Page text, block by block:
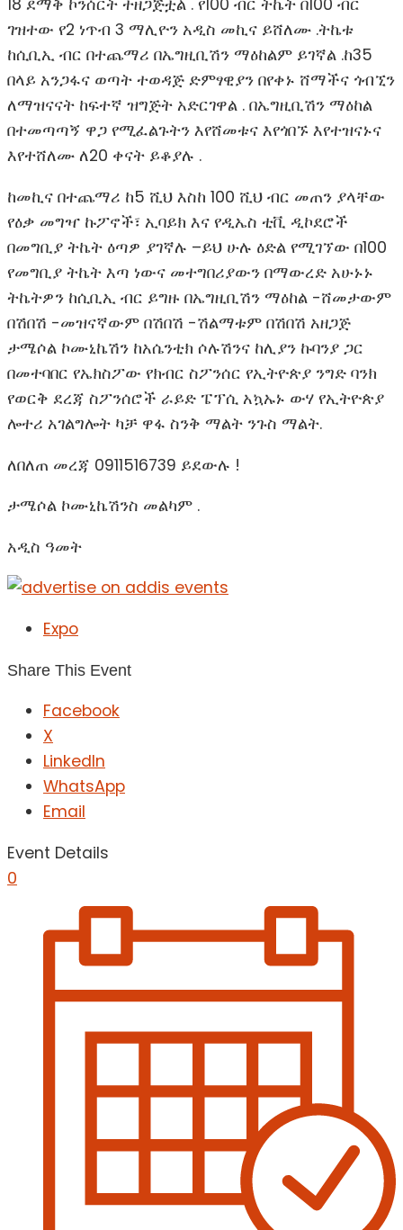
18 ደማቅ ኮንሰርት ተዘጋጅቷል . የ100 ብር ትኬት በ100 ብር
ገዝተው የ2 ነጥብ 3 ማሊዮን አዲስ መኪና ይሸለሙ .ትኬቱ
ከሲቢኢ ብር በተጨማሪ በኤግዚቢሽን ማዕከልም ይገኛል .ከ35
በላይ አንጋፋና ወጣት ተወዳጅ ድምፃዊያን በየቀኑ ሸማችና ጎብኚን
ለማዝናናት ከፍተኛ ዝግጅት አድርገዋል . በኤግዚቢሽን ማዕከል
በተመጣጣኝ ዋጋ የሚፈልጉትን እየሸመቱና እየጎበኙ እየተዝናኑና
እየተሸለሙ ለ20 ቀናት ይቆያሉ .
ከመኪና በተጨማሪ ከ5 ሺህ እስከ 100 ሺህ ብር መጠን ያላቸው
የዕቃ መግዣ ኩፖኖች፣ ኢባይክ እና የዲኤስ ቲቪ ዲኮደሮች
በመግቢያ ትኬት ዕጣዎ ያገኛሉ –ይህ ሁሉ ዕድል የሚገኘው በ100
የመግቢያ ትኬት እጣ ነውና መተግበሪያውን በማውረድ አሁኑኑ
ትኬትዎን ከሲቢኢ ብር ይግዙ በኤግዚቢሽን ማዕከል -ሸመታውም
በሽበሽ -መዝናኛውም በሽበሽ -ሽልማቱም በሽበሽ አዘጋጅ
ታሜሶል ኮሙኒኬሽን ከአሴንቲክ ሶሉሽንና ከሊያን ኩባንያ ጋር
በመተባበር የኤክስፖው የክብር ስፖንሰር የኢትዮጵያ ንግድ ባንክ
የወርቅ ደረጃ ስፖንሰሮች ራይድ ፔፕሲ አኳኡኑ ውሃ የኢትዮጵያ
ሎተሪ አገልግሎት ካቻ ዋፋ ስንቅ ማልት ንጉስ ማልት.
ለበለጠ መረጃ 0911516739 ይደውሉ !
ታሜሶል ኮሙኒኬሽንስ መልካም .
አዲስ ዓመት
Expo
Share This Event
Facebook
X
LinkedIn
WhatsApp
Email
Event Details
0